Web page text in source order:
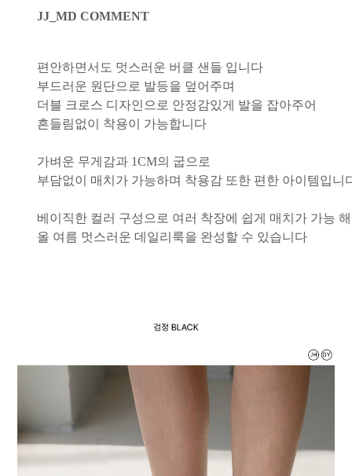
JJ_MD COMMENT
편안하면서도 멋스러운 버클 샌들 입니다
부드러운 원단으로 발등을 덮어주며
더블 크로스 디자인으로 안정감있게 발을 잡아주어
흔들림없이 착용이 가능합니다
가벼운 무게감과 1CM의 굽으로
부담없이 매치가 가능하며 착용감 또한 편한 아이템입니
베이직한 컬러 구성으로 여러 착장에 쉽게 매치가 가능 해
올 여름 멋스러운 데일리룩을 완성할 수 있습니다